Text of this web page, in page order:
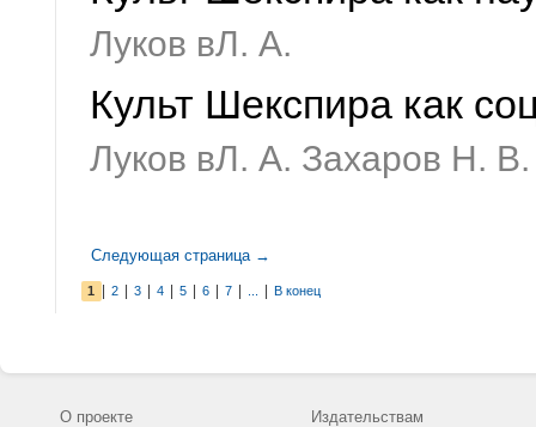
Луков вЛ. А.
Культ Шекспира как
Луков вЛ. А. Захаров Н. В.
Следующая страница →
1 2 3 4 5 6 7 В конец
О проекте
Издательствам